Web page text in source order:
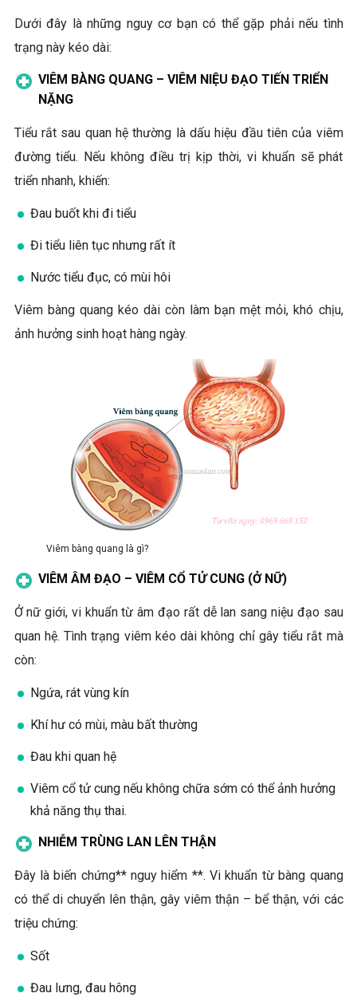
Dưới đây là những nguy cơ bạn có thể gặp phải nếu tình
trạng này kéo dài:
VIÊM BÀNG QUANG – VIÊM NIỆU ĐẠO TIẾN TRIỂN
NẶNG
Tiểu rắt sau quan hệ thường là dấu hiệu đầu tiên của viêm
đường tiểu. Nếu không điều trị kịp thời, vi khuẩn sẽ phát
triển nhanh, khiến:
Đau buốt khi đi tiểu
Đi tiểu liên tục nhưng rất ít
Nước tiểu đục, có mùi hôi
Viêm bàng quang kéo dài còn làm bạn mệt mỏi, khó chịu,
ảnh hưởng sinh hoạt hàng ngày.
Viêm bàng quang là gì?
VIÊM ÂM ĐẠO – VIÊM CỔ TỬ CUNG (Ở NỮ)
Ở nữ giới, vi khuẩn từ âm đạo rất dễ lan sang niệu đạo sau
quan hệ. Tình trạng viêm kéo dài không chỉ gây tiểu rắt mà
còn:
Ngứa, rát vùng kín
Khí hư có mùi, màu bất thường
Đau khi quan hệ
Viêm cổ tử cung nếu không chữa sớm có thể ảnh hưởng
khả năng thụ thai.
NHIỄM TRÙNG LAN LÊN THẬN
Đây là biến chứng** nguy hiểm **. Vi khuẩn từ bàng quang
có thể di chuyển lên thận, gây viêm thận – bể thận, với các
triệu chứng:
Sốt
Đau lưng, đau hông